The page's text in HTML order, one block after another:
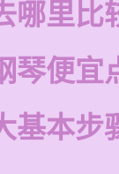
哪里比
琴便宜
基本步